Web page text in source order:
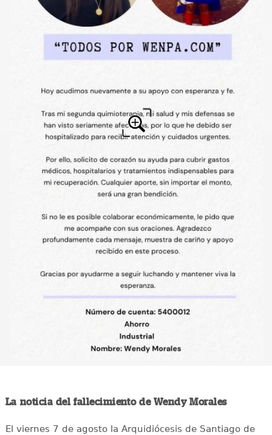
La noticia del fallecimiento de Wendy Morales
El viernes 7 de agosto la Arquidiócesis de Santiago de